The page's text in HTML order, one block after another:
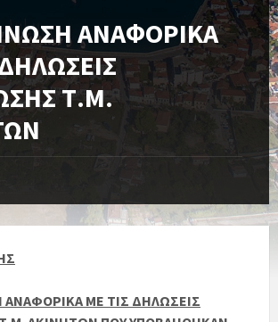
ΑΝΑΦΟΡΙΚΑ
Τ.Μ.
ΜΕ ΤΙΣ ΔΗΛΩΣΕΙΣ